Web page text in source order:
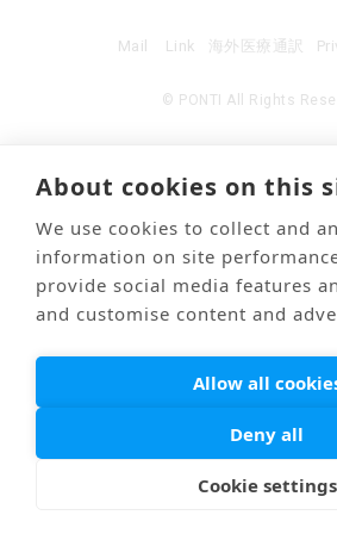
© PONTI All Rights
Mail Link 海外医療通訳
About cookies on this
We use cookies to collect and
information on site
provide social media features
and customise content and
Allow all
Deny all
Cookie settings